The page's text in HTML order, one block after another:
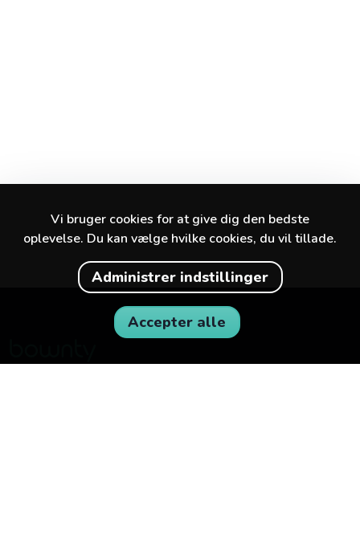
Vi bruger cookies for at give dig den bedste
oplevelse. Du kan vælge hvilke cookies, du vil tillade.
Administrer indstillinger
Accepter alle